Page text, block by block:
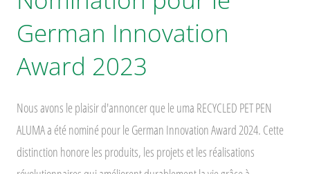
German Innovation
Award 2023
Nous avons le plaisir d'annoncer que le uma RECYCLED PET PEN
ALUMA a été nominé pour le German Innovation Award 2024. Cette
distinction honore les produits, les projets et les réalisations